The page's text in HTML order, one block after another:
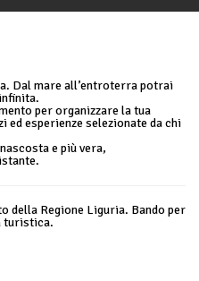
Dal mare all’entroterra potrai
per organizzare la tua
ed esperienze selezionate da chi
e più vera,
della Regione Liguria. Bando per
turistica.